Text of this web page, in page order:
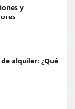
y
alquiler: ¿Qué